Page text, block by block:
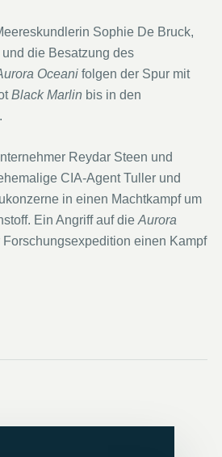
Sophie De Bruck,
die Besatzung des
Oceani folgen der Spur mit
Black Marlin bis in den
Reydar Steen und
CIA-Agent Tuller und
in einen Machtkampf um
Ein Angriff auf die Aurora
Forschungsexpedition einen Kampf